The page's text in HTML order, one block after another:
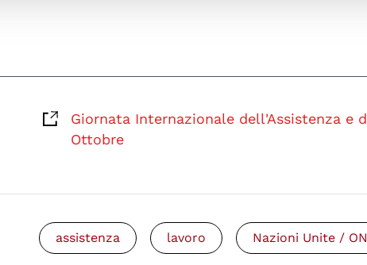
Giornata Internazionale dell'Assistenza e
Ottobre
assistenza lavoro Nazioni Unite /